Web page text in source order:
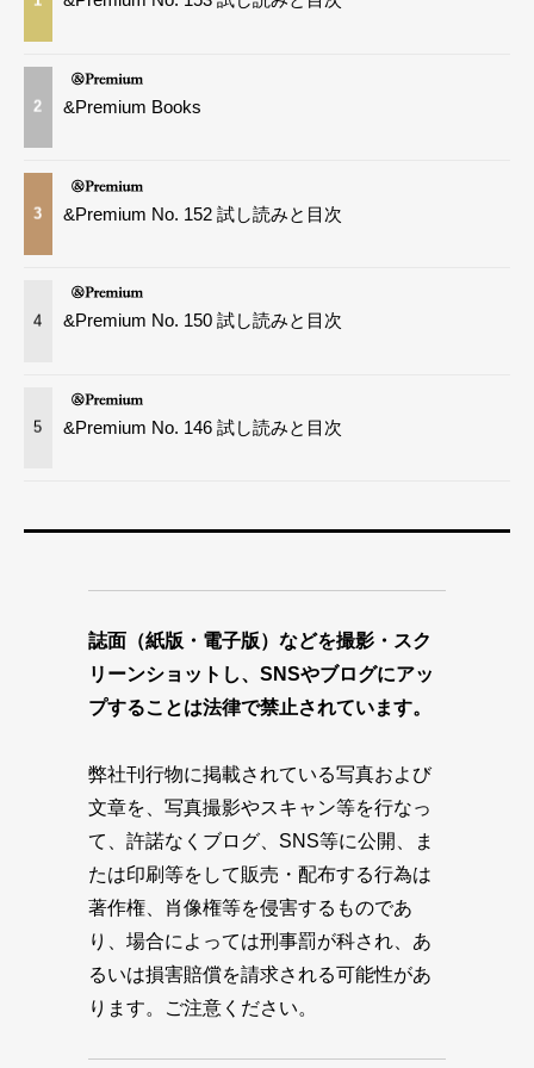
2 &Premium Books
3 &Premium No. 152 試し読みと目次
4 &Premium No. 150 試し読みと目次
5 &Premium No. 146 試し読みと目次
誌面（紙版・電子版）などを撮影・スク
リーンショットし、SNSやブログにアッ
プすることは法律で禁止されています。
弊社刊行物に掲載されている写真および
文章を、写真撮影やスキャン等を行なっ
て、許諾なくブログ、SNS等に公開、ま
たは印刷等をして販売・配布する行為は
著作権、肖像権等を侵害するものであ
り、場合によっては刑事罰が科され、あ
るいは損害賠償を請求される可能性があ
ります。ご注意ください。